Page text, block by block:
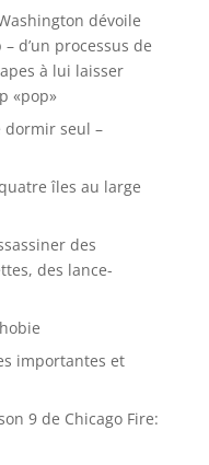
dévoile
d’un processus de
à lui laisser
«pop»
dormir seul –
îles au large
des
des lance-
importantes et
9 de Chicago Fire: